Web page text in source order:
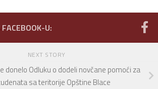
U:
NEXT STORY
donelo Odluku o dodeli novčane pomoći za
sa teritorije Opštine Blace